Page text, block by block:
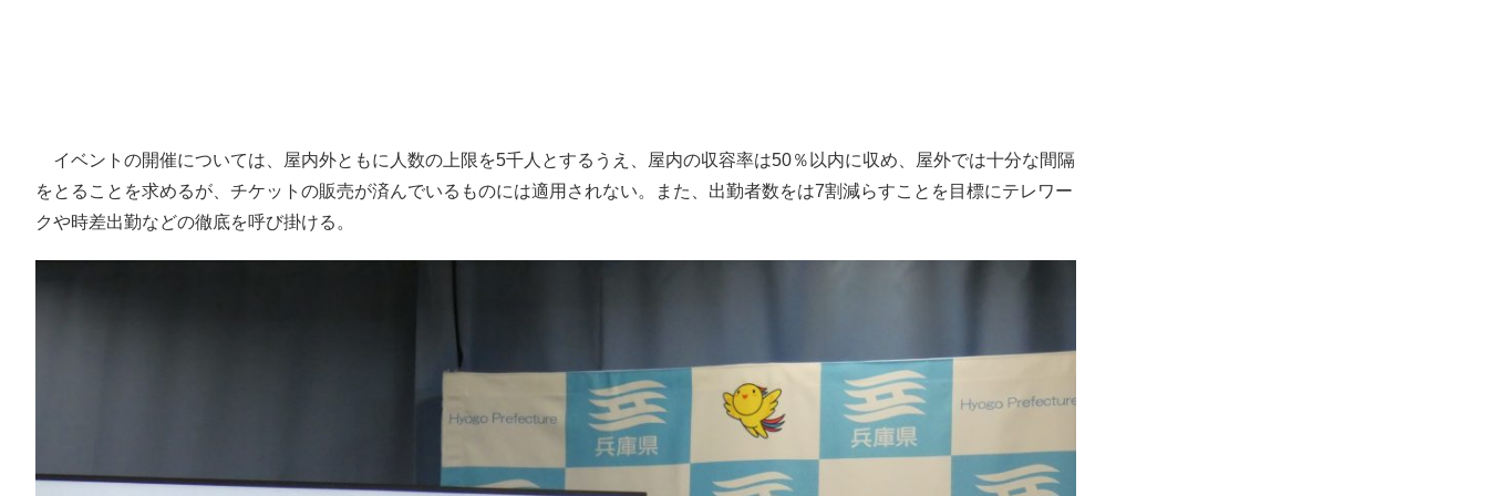
イベントの開催については、屋内外ともに人数の上限を5千人とするうえ、屋内の収容率は50％以内に収め、屋外では十分な間隔
をとることを求めるが、チケットの販売が済んでいるものには適用されない。また、出勤者数をは7割減らすことを目標にテレワー
クや時差出勤などの徹底を呼び掛ける。